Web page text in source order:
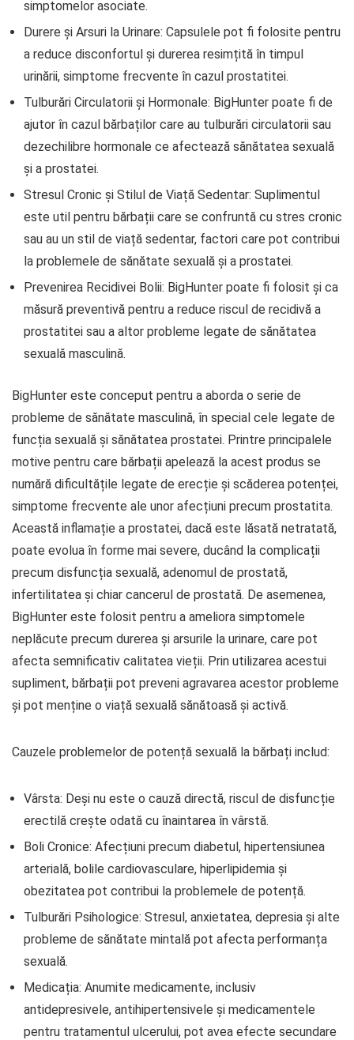
simptomelor asociate.
Durere și Arsuri la Urinare: Capsulele pot fi folosite pentru
a reduce disconfortul și durerea resimțită în timpul
urinării, simptome frecvente în cazul prostatitei.
Tulburări Circulatorii și Hormonale: BigHunter poate fi de
ajutor în cazul bărbaților care au tulburări circulatorii sau
dezechilibre hormonale ce afectează sănătatea sexuală
și a prostatei.
Stresul Cronic și Stilul de Viață Sedentar: Suplimentul
este util pentru bărbații care se confruntă cu stres cronic
sau au un stil de viață sedentar, factori care pot contribui
la problemele de sănătate sexuală și a prostatei.
Prevenirea Recidivei Bolii: BigHunter poate fi folosit și ca
măsură preventivă pentru a reduce riscul de recidivă a
prostatitei sau a altor probleme legate de sănătatea
sexuală masculină.
BigHunter este conceput pentru a aborda o serie de
probleme de sănătate masculină, în special cele legate de
funcția sexuală și sănătatea prostatei. Printre principalele
motive pentru care bărbații apelează la acest produs se
numără dificultățile legate de erecție și scăderea potenței,
simptome frecvente ale unor afecțiuni precum prostatita.
Această inflamație a prostatei, dacă este lăsată netratată,
poate evolua în forme mai severe, ducând la complicații
precum disfuncția sexuală, adenomul de prostată,
infertilitatea și chiar cancerul de prostată. De asemenea,
BigHunter este folosit pentru a ameliora simptomele
neplăcute precum durerea și arsurile la urinare, care pot
afecta semnificativ calitatea vieții. Prin utilizarea acestui
supliment, bărbații pot preveni agravarea acestor probleme
și pot menține o viață sexuală sănătoasă și activă.
Cauzele problemelor de potență sexuală la bărbați includ:
Vârsta: Deși nu este o cauză directă, riscul de disfuncție
erectilă crește odată cu înaintarea în vârstă.
Boli Cronice: Afecțiuni precum diabetul, hipertensiunea
arterială, bolile cardiovasculare, hiperlipidemia și
obezitatea pot contribui la problemele de potență.
Tulburări Psihologice: Stresul, anxietatea, depresia și alte
probleme de sănătate mintală pot afecta performanța
sexuală.
Medicația: Anumite medicamente, inclusiv
antidepresivele, antihipertensivele și medicamentele
pentru tratamentul ulcerului, pot avea efecte secundare